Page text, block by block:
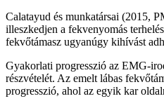
Calatayud és munkatársai (2015,
illeszkedjen a fekvenyomás
fekvőtámasz ugyanúgy kihívást
Gyakorlati progresszió az EMG-
részvételét. Az emelt lábas
progresszió, ahol az egyik kar